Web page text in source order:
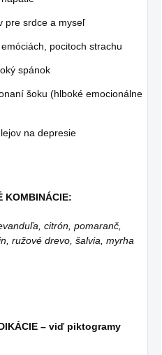
pre srdce a myseľ
pocitoch strachu
spánok
šoku (hlboké emocionálne
na depresie
KOMBINÁCIE:
citrón, pomaranč,
ružové drevo, šalvia, myrha
– viď piktogramy